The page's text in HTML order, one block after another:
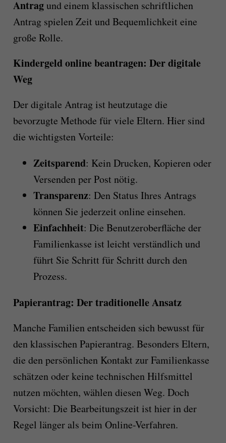
Antragund einem klassischen schriftlichen
Antrag spielen Zeit und Bequemlichkeit eine
große Rolle.
Kindergeld online beantragen: Der digitale
Weg
Der digitale Antrag ist heutzutage die
bevorzugte Methode für viele Eltern. Hier sind
die wichtigsten Vorteile:
Zeitsparend: Kein Drucken, Kopieren oder
Versenden per Post nötig.
Transparenz: Den Status Ihres Antrags
können Sie jederzeit online einsehen.
Einfachheit: Die Benutzeroberfläche der
Familienkasse ist leicht verständlich und
führt Sie Schritt für Schritt durch den
Prozess.
Papierantrag: Der traditionelle Ansatz
Manche Familien entscheiden sich bewusst für
den klassischen Papierantrag. Besonders Eltern,
die den persönlichen Kontakt zur Familienkasse
schätzen oder keine technischen Hilfsmittel
nutzen möchten, wählen diesen Weg. Doch
Vorsicht: Die Bearbeitungszeit ist hier in der
Regel länger als beim Online-Verfahren.